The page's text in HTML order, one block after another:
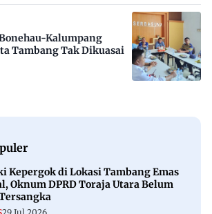
Kalumpang
Tambang Tak Dikuasai
Kepergok di Lokasi Tambang Emas
Oknum DPRD Toraja Utara Belum